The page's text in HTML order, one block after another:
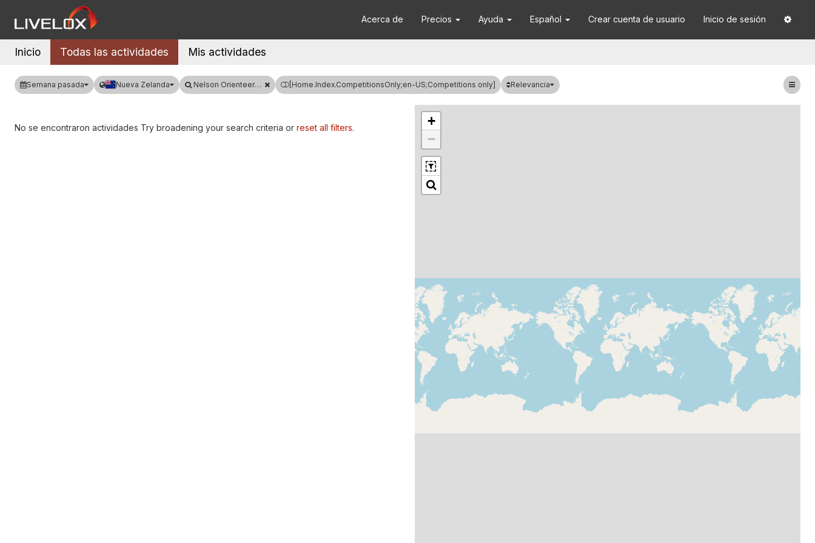
Acerca de Precios Ayuda Español Crear cuenta de usuario Inicio de sesión
Inicio Todas las actividades Mis actividades
Semana pasada Nueva Zelanda Nelson Orienteering Club [Home.Index.CompetitionsOnly;en-US;Competitions only] Relevancia
No se encontraron actividades Try broadening your search criteria or reset all filters.
+
−